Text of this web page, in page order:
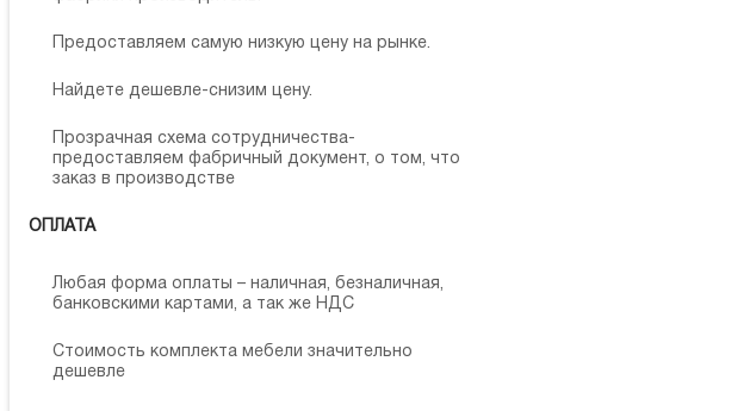
Предоставляем самую низкую цену на рынке.
Найдете дешевле-снизим цену.
Прозрачная схема сотрудничества-
предоставляем фабричный документ, о том, что
заказ в производстве
ОПЛАТА
Любая форма оплаты – наличная, безналичная,
банковскими картами, а так же НДС
Стоимость комплекта мебели значительно
дешевле